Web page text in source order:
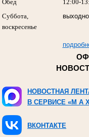
Обед
12:00-
Суббота,
воскресенье
НОВОСТНАЯ
В СЕРВИСЕ «M A
ВКОНТАКТЕ